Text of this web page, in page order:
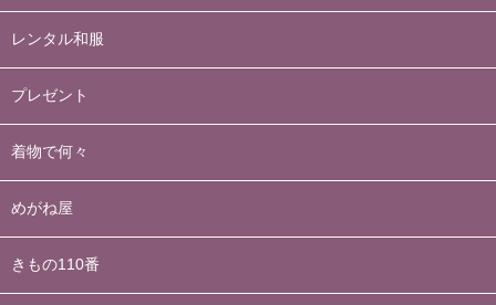
レンタル和服
プレゼント
着物で何々
めがね屋
きもの110番